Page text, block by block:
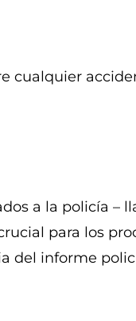
cualquier
a la policía –
para los
del informe